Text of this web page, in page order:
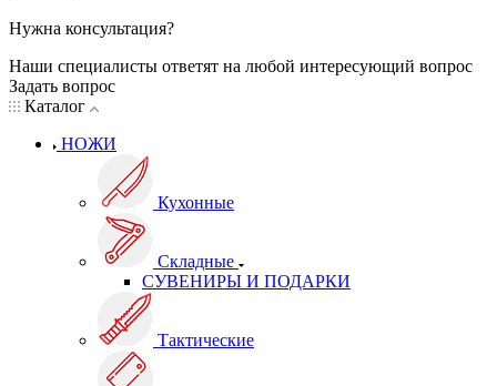
Нужна консультация?
Наши специалисты ответят на любой интересующий вопрос
Задать вопрос
Каталог
НОЖИ
Кухонные
Складные
СУВЕНИРЫ И ПОДАРКИ
Тактические